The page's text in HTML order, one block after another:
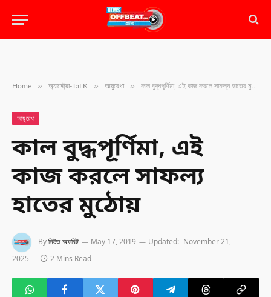
Home » অ্যাস্ট্রো-TaLK » আয়ুরেখা » কাল বুদ্ধপূর্ণিমা, এই কাজ করলে সাফল্য হাতের মুঠোয়
আয়ুরেখা
কাল বুদ্ধপূর্ণিমা, এই
কাজ করলে সাফল্য
হাতের মুঠোয়
Byনিউজ অফবিট May 17, 2019 Updated: November 21,
2025
2 Mins Read